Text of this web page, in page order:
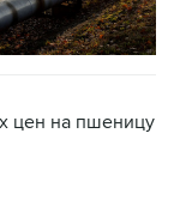
цен на пшеницу